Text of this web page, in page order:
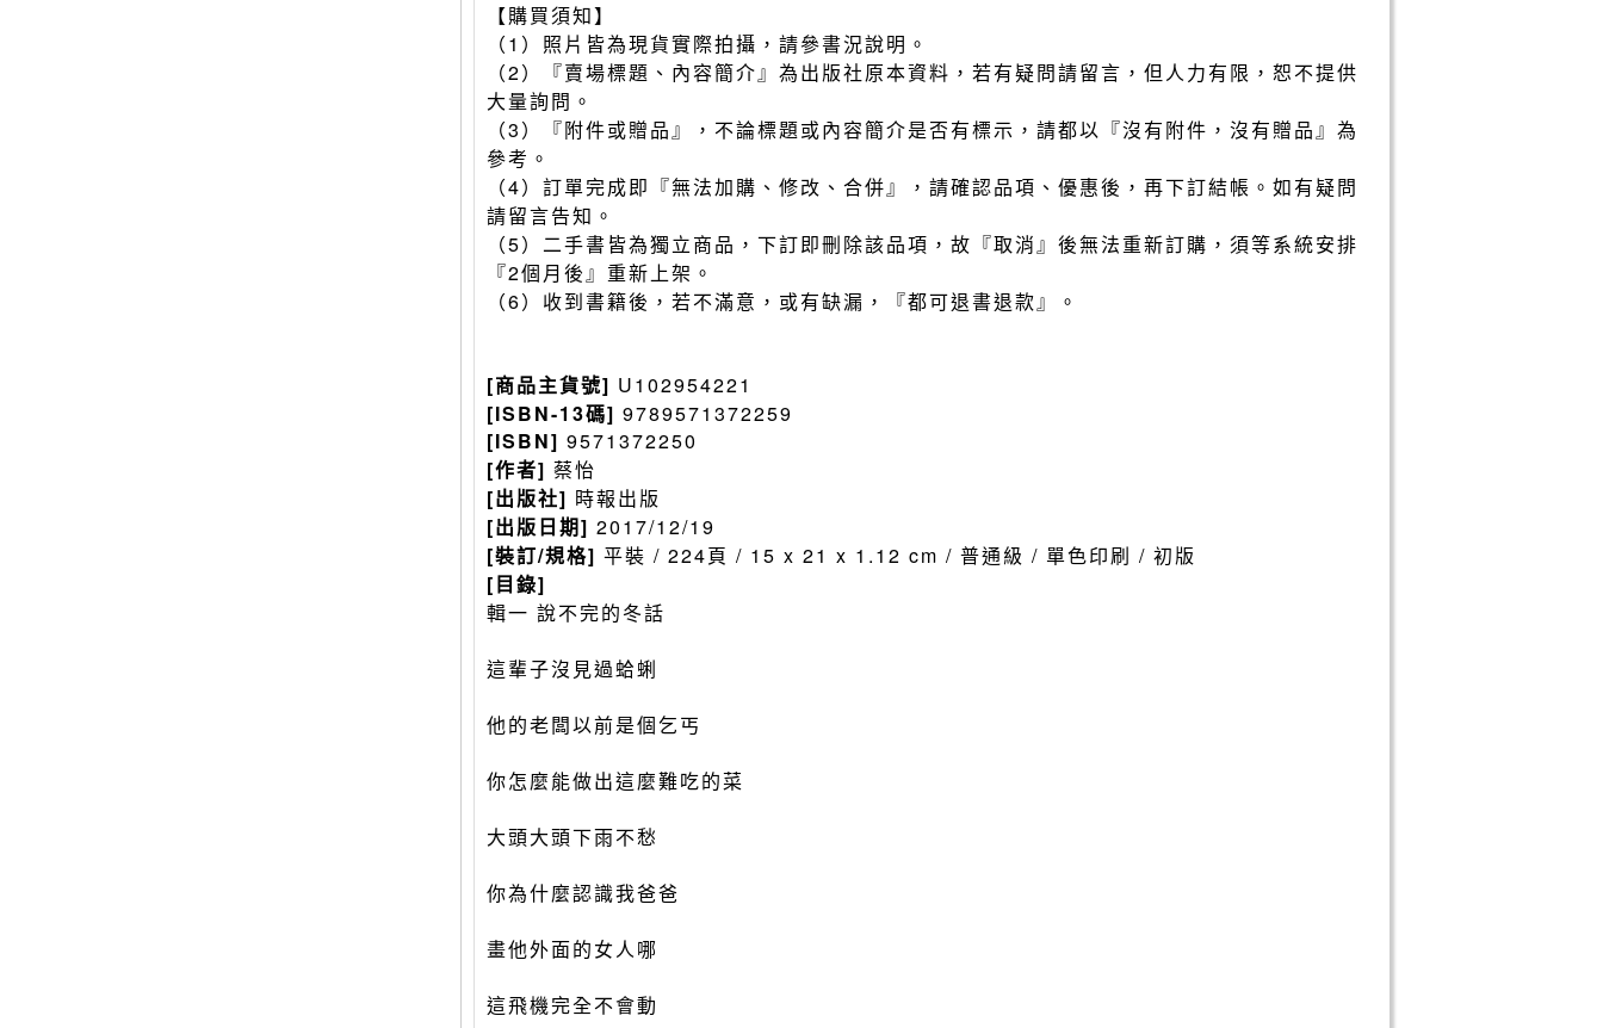
【購買須知】
（1）照片皆為現貨實際拍攝，請參書況說明。
（2）『賣場標題、內容簡介』為出版社原本資料，若有疑問請留言，但人力有限，恕不提供
大量詢問。
（3）『附件或贈品』，不論標題或內容簡介是否有標示，請都以『沒有附件，沒有贈品』為
參考。
（4）訂單完成即『無法加購、修改、合併』，請確認品項、優惠後，再下訂結帳。如有疑問
請留言告知。
（5）二手書皆為獨立商品，下訂即刪除該品項，故『取消』後無法重新訂購，須等系統安排
『2個月後』重新上架。
（6）收到書籍後，若不滿意，或有缺漏，『都可退書退款』。
[商品主貨號] U102954221
[ISBN-13碼] 9789571372259
[ISBN] 9571372250
[作者] 蔡怡
[出版社] 時報出版
[出版日期] 2017/12/19
[裝訂/規格] 平裝 / 224頁 / 15 x 21 x 1.12 cm / 普通級 / 單色印刷 / 初版
[目錄]
輯一 說不完的冬話
這輩子沒見過蛤蜊
他的老闆以前是個乞丐
你怎麼能做出這麼難吃的菜
大頭大頭下雨不愁
你為什麼認識我爸爸
畫他外面的女人哪
這飛機完全不會動